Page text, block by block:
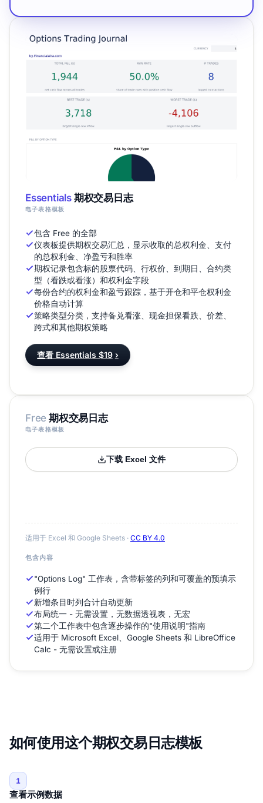
Free 期权交易日志
电子表格模板
下载 Excel 文件
适用于 Excel 和 Google Sheets · CC BY 4.0
包含内容
"Options Log" 工作表，含带标签的列和可覆盖的预填示
例行
新增条目时列合计自动更新
布局统一 - 无需设置，无数据透视表，无宏
第二个工作表中包含逐步操作的"使用说明"指南
适用于 Microsoft Excel、Google Sheets 和 LibreOffice
Calc - 无需设置或注册
Essentials期权交易日志
电子表格模板
包含 Free 的全部
仪表板提供期权交易汇总，显示收取的总权利金、支付
的总权利金、净盈亏和胜率
期权记录包含标的股票代码、行权价、到期日、合约类
型（看跌或看涨）和权利金字段
每份合约的权利金和盈亏跟踪，基于开仓和平仓权利金
价格自动计算
策略类型分类，支持备兑看涨、现金担保看跌、价差、
跨式和其他期权策略
查看 Essentials $19 ›
如何使用这个期权交易日志模板
1
查看示例数据